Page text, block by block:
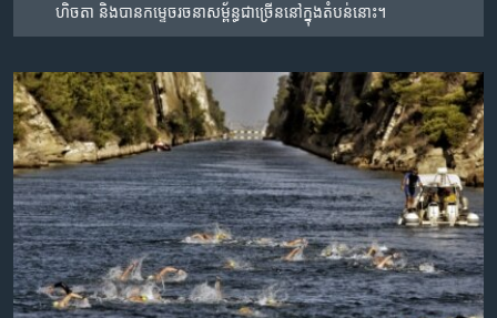
ហិចតា និង​បាន​កម្ទេច​រចនាសម្ព័ន្ធ​ជាច្រើន​នៅ​ក្នុង​តំបន់​នោះ។